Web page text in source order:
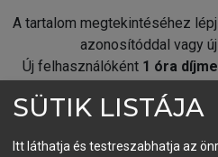
A tartalom megtekintéséhez
azonosítóddal vagy
Új felhasználóként 1 óra
fiókoddal,vagy
SÜTIK LISTÁJA
Itt láthatja és testreszabhatja az